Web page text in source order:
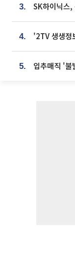
3.
4.
5. 입추매직 '불